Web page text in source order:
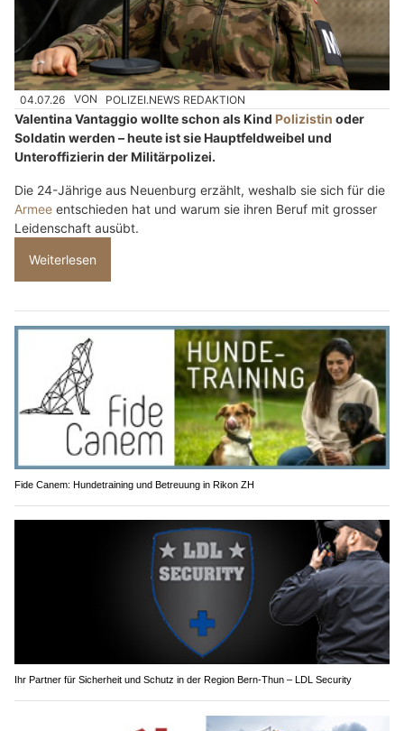
04.07.26 VON POLIZEI.NEWS REDAKTION
Valentina Vantaggio wollte schon als Kind Polizistin oder
Soldatin werden – heute ist sie Hauptfeldweibel und
Unteroffizierin der Militärpolizei.
Die 24-Jährige aus Neuenburg erzählt, weshalb sie sich für die
Armee entschieden hat und warum sie ihren Beruf mit grosser
Leidenschaft ausübt.
Weiterlesen
Fide Canem: Hundetraining und Betreuung in Rikon ZH
Ihr Partner für Sicherheit und Schutz in der Region Bern-Thun – LDL Security